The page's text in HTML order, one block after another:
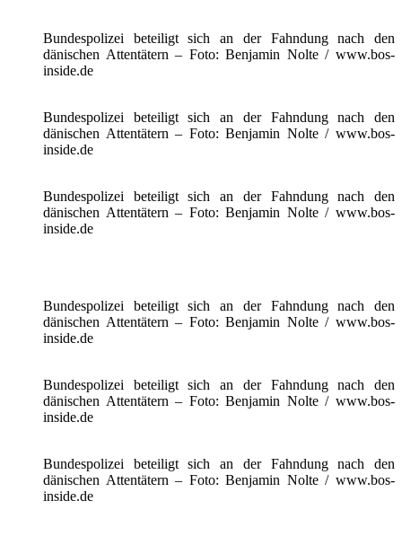
Bundespolizei beteiligt sich an der Fahndung nach den
dänischen Attentätern – Foto: Benjamin Nolte / www.bos-
inside.de
Bundespolizei beteiligt sich an der Fahndung nach den
dänischen Attentätern – Foto: Benjamin Nolte / www.bos-
inside.de
Bundespolizei beteiligt sich an der Fahndung nach den
dänischen Attentätern – Foto: Benjamin Nolte / www.bos-
inside.de
Bundespolizei beteiligt sich an der Fahndung nach den
dänischen Attentätern – Foto: Benjamin Nolte / www.bos-
inside.de
Bundespolizei beteiligt sich an der Fahndung nach den
dänischen Attentätern – Foto: Benjamin Nolte / www.bos-
inside.de
Bundespolizei beteiligt sich an der Fahndung nach den
dänischen Attentätern – Foto: Benjamin Nolte / www.bos-
inside.de